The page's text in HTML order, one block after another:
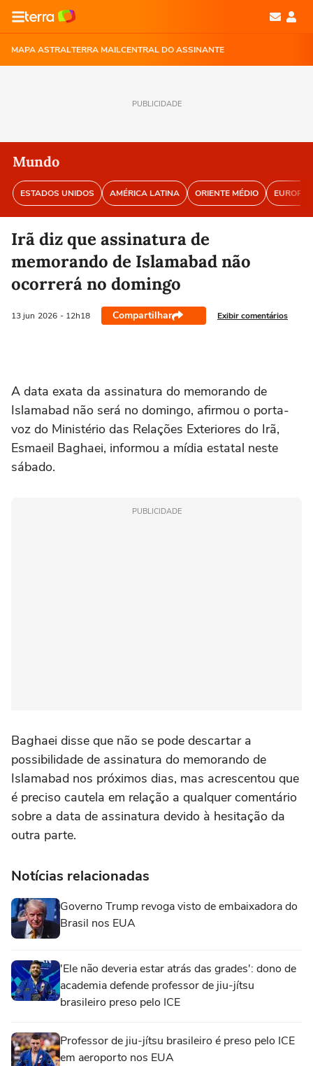
MAPA ASTRALTERRA MAILCENTRAL DO ASSINANTE
PUBLICIDADE
Mundo
ESTADOS UNIDOS AMÉRICA LATINA ORIENTE MÉDIO EUROPA
Irã diz que assinatura de
memorando de Islamabad não
ocorrerá no domingo
13 jun 2026 - 12h18 Compartilhar Exibir comentários
‌A data exata da assinatura do memorando de
Islamabad não ⁠será no ‌domingo, afirmou o porta-
voz ‌do Ministério ‌das ⁠Relações Exteriores do Irã,
Esmaeil Baghaei, informou a mídia estatal ‌neste
sábado.
PUBLICIDADE
Baghaei ‌disse ⁠que ⁠não se ⁠pode descartar ‌a
possibilidade ‌de assinatura do memorando de
Islamabad ⁠nos próximos dias, mas acrescentou que
‌é preciso cautela em relação ⁠a qualquer comentário
sobre a data de assinatura devido à hesitação da
outra parte.
Notícias relacionadas
Governo Trump revoga visto de embaixadora do
Brasil nos EUA
'Ele não deveria estar atrás das grades': dono de
academia defende professor de jiu-jítsu
brasileiro preso pelo ICE
Professor de jiu-jítsu brasileiro é preso pelo ICE
em aeroporto nos EUA